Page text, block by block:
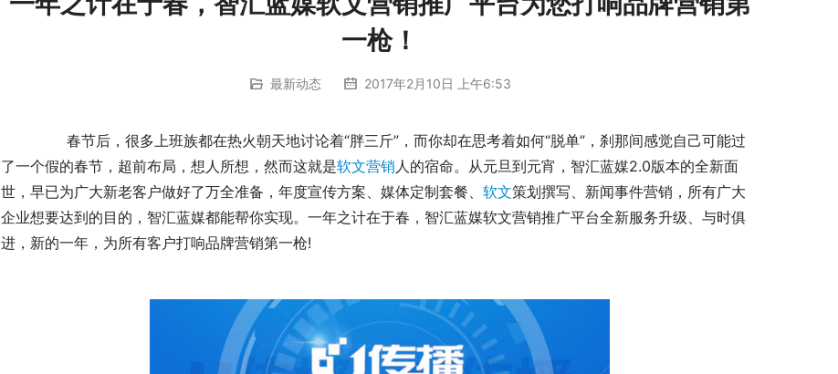
一枪！
最新动态 2017年2月10日 上午6:53
了一个假的春节，超前布局，想人所想，然而这就是软文营销 人的宿命。从元旦到元宵，智汇蓝媒2.0版本的全新面
世，早已为广大新老客户做好了万全准备，年度宣传方案、媒体定制套餐、 软文策划撰写、新闻事件营销，所有广大
企业想要达到的目的，智汇蓝媒都能帮你实现。一年之计在于春，智汇蓝媒软文营销推广平台全新服务升级、与时俱
进，新的一年，为所有客户打响品牌营销第一枪!